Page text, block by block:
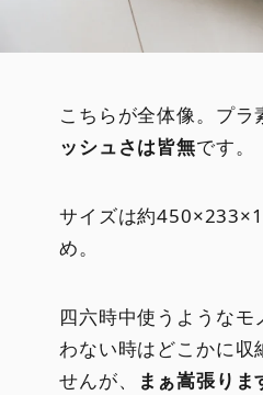
こちらが全体像。プラ
ッシュさは皆無です。
サイズは約
め。
四六時中使うようなモ
わない時はどこかに収
せんが、
まぁ嵩張りま